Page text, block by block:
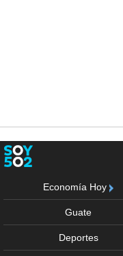
Economía Hoy
Guate
Deportes